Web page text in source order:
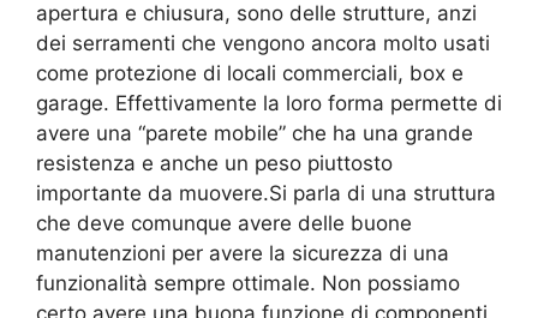
apertura e chiusura, sono delle strutture, anzi
dei serramenti che vengono ancora molto usati
come protezione di locali commerciali, box e
garage. Effettivamente la loro forma permette di
avere una “parete mobile” che ha una grande
resistenza e anche un peso piuttosto
importante da muovere.Si parla di una struttura
che deve comunque avere delle buone
manutenzioni per avere la sicurezza di una
funzionalità sempre ottimale. Non possiamo